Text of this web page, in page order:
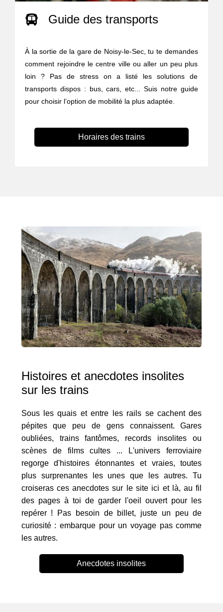
Guide des transports
À la sortie de la gare de Noisy-le-Sec, tu te demandes
comment rejoindre le centre ville ou aller un peu plus
loin ? Pas de stress on a listé les solutions de
transports dispos : bus, cars, etc... Suis notre guide
pour choisir l’option de mobilité la plus adaptée.
Horaires des trains
Histoires et anecdotes insolites
sur les trains
Sous les quais et entre les rails se cachent des
pépites que peu de gens connaissent. Gares
oubliées, trains fantômes, records insolites ou
scènes de films cultes ... L'univers ferroviaire
regorge d'histoires étonnantes et vraies, toutes
plus surprenantes les unes que les autres. Tu
croiseras ces anecdotes sur le site ici et là, au fil
des pages à toi de garder l'oeil ouvert pour les
repérer ! Pas besoin de billet, juste un peu de
curiosité : embarque pour un voyage pas comme
les autres.
Anecdotes insolites